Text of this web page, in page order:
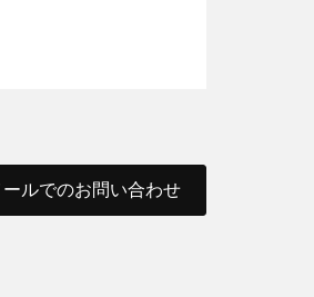
ールでのお問い合わせ